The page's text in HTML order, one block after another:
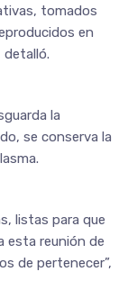
tomados
en
detalló.
la
se conserva la
listas para que
esta reunión de
de pertenecer”,